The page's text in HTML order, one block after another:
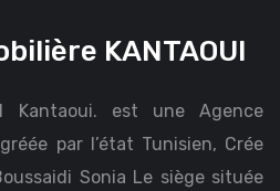
KANTAOUI
Kantaoui. est une Agence
par l’état Tunisien, Crée
Sonia Le siège située